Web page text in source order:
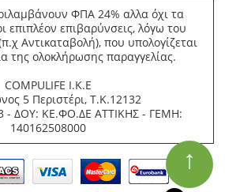
ΦΠΑ 24% αλλα όχι τα
επιπλέον επιβαρύνσεις, λόγω του
Αντικαταβολή), που υπολογίζεται
της ολοκλήρωσης παραγγελίας.
COMPULIFE Ι.Κ.Ε
5 Περιστέρι, Τ.Κ.12132
- ΔΟΥ: ΚΕ.ΦΟ.ΔΕ ΑΤΤΙΚΗΣ - ΓΕΜΗ:
140162508000
↑